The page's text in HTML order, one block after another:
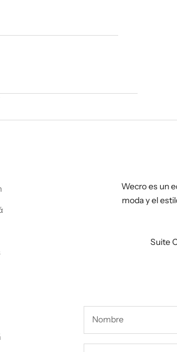
Wecro es un
moda y el
Suite